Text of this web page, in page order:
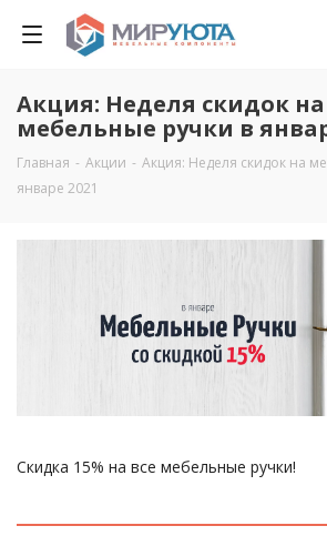
Акция: Неделя скидок на
мебельные ручки в
Главная - Акции - Акция: Неделя скидок на
январе 2021
Скидка 15% на все мебельные ручки!